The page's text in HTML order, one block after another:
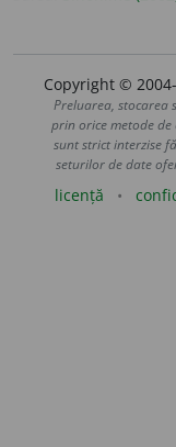
Copyright ©
Preluarea, stocarea
prin orice metode
sunt strict interzise
seturilor de date
licență